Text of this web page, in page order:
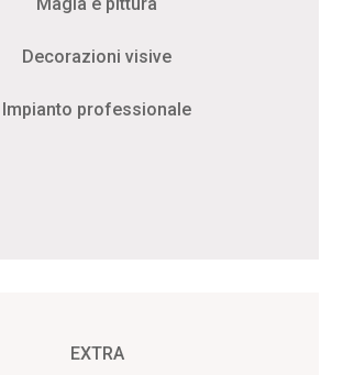
Decorazioni visive
Impianto professionale
EXTRA